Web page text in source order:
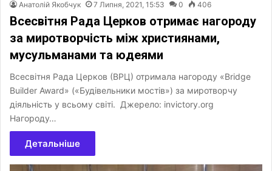
Анатолій Якобчук 7 Липня, 2021, 15:53 0 406
Всесвітня Рада Церков отримає нагороду
за миротворчість між християнами,
мусульманами та юдеями
Всесвітня Рада Церков (ВРЦ) отримала нагороду «Bridge
Builder Award» («Будівельники мостів») за миротворчу
діяльність у всьому світі. Джерело: invictory.org
Нагороду…
Детальніше